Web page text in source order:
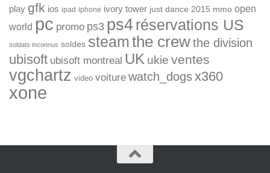
play gfk ios ipad iphone ivory tower just dance 2015 mmo open
world pc promo ps3 ps4réservations US
soldats inconnus soldes steamthe crewthe division
ubisoft ubisoft montreal UK ukie ventes
vgchartz video voiture watch_dogsx360
xone